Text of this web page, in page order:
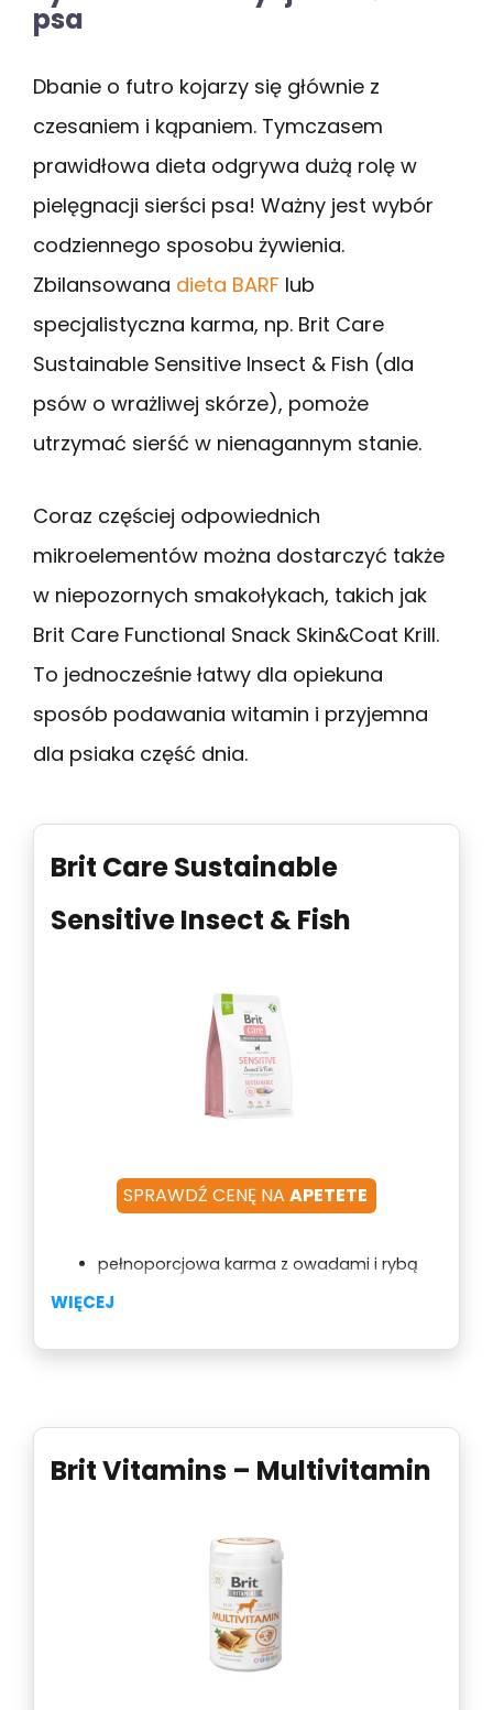
psa
Dbanie o futro kojarzy się głównie z
czesaniem i kąpaniem. Tymczasem
prawidłowa dieta odgrywa dużą rolę w
pielęgnacji sierści psa! Ważny jest wybór
codziennego sposobu żywienia.
Zbilansowana dieta BARF lub
specjalistyczna karma, np. Brit Care
Sustainable Sensitive Insect & Fish (dla
psów o wrażliwej skórze), pomoże
utrzymać sierść w nienagannym stanie.
Coraz częściej odpowiednich
mikroelementów można dostarczyć także
w niepozornych smakołykach, takich jak
Brit Care Functional Snack Skin&Coat Krill.
To jednocześnie łatwy dla opiekuna
sposób podawania witamin i przyjemna
dla psiaka część dnia.
Brit Care Sustainable
Sensitive Insect & Fish
pełnoporcjowa karma z owadami i rybą
minimalizacja ryzyka niepożądanych
WIĘCEJ
SPRAWDŹ CENĘ NA APETETE
Brit Vitamins – Multivitamin